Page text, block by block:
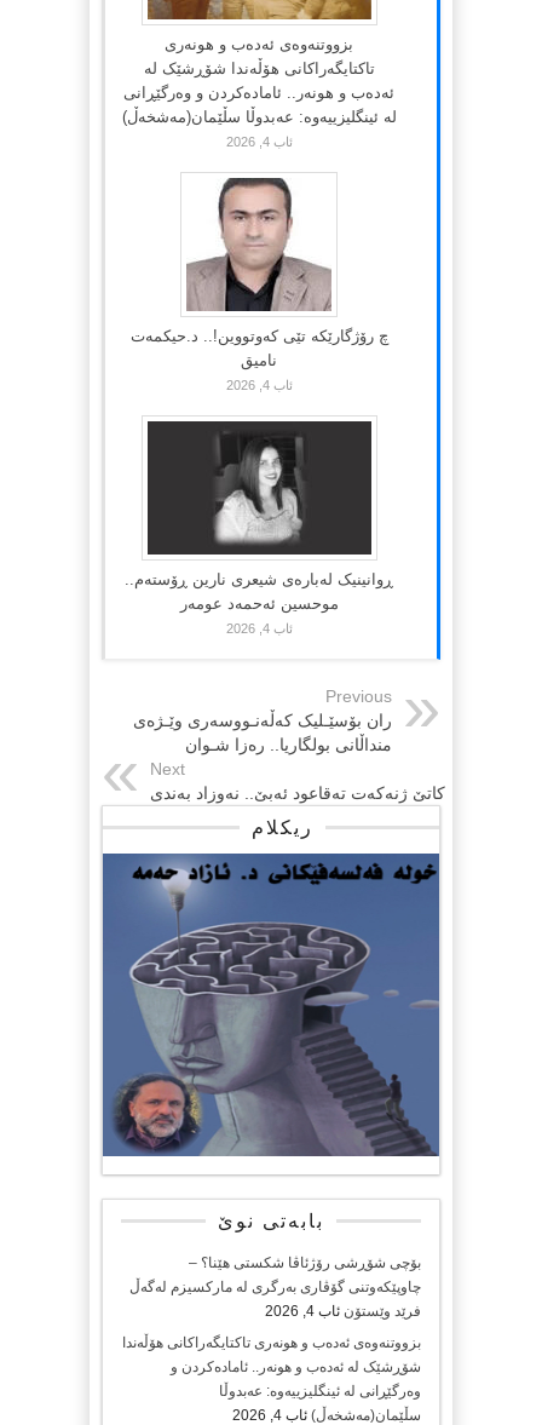
بزووتنەوەی ئەدەب و هونەری
تاکتایگەراکانی هۆڵەندا شۆڕشێک لە
ئەدەب و هونەر.. ئامادەکردن و وەرگێڕانی
لە ئینگلیزییەوە: عەبدوڵا سڵێمان(مەشخەڵ)
ئاب 4, 2026
چ رۆژگارێکە تێی کەوتووین!.. د.حیکمەت
نامیق
ئاب 4, 2026
ڕوانینیک لەبارەى شیعرى نارین ڕۆستەم..
موحسین ئەحمەد عومەر
ئاب 4, 2026
Previous
ران بۆسێـلیک کەڵەنـووسەری وێـژەی
منداڵانی بولگاریا.. رەزا شـوان
Next
کاتێ ژنەکەت تەقاعود ئەبێ.. نەوزاد بەندی
ریکلام
بابەتی نوێ
بۆچی شۆڕشی رۆژئاڤا شکستی هێنا؟ –
چاوپێکەوتنی گۆڤاری بەرگری لە مارکسیزم لەگەڵ
فرێد وێستۆن ئاب 4, 2026
بزووتنەوەی ئەدەب و هونەری تاکتایگەراکانی هۆڵەندا
شۆڕشێک لە ئەدەب و هونەر.. ئامادەکردن و
وەرگێڕانی لە ئینگلیزییەوە: عەبدوڵا
سڵێمان(مەشخەڵ) ئاب 4, 2026